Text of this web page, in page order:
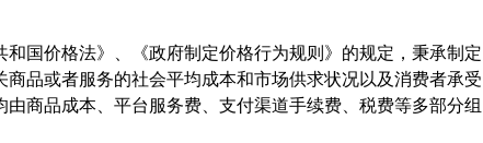
国价格法》、《政府制定价格行为规则》的规定，秉承制定
品或者服务的社会平均成本和市场供求状况以及消费者承受
商品成本、平台服务费、支付渠道手续费、税费等多部分组